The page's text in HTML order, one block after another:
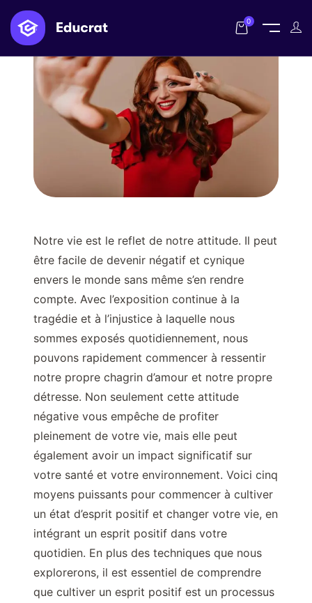
0
Notre vie est le reflet de notre attitude. Il peut
être facile de devenir négatif et cynique
envers le monde sans même s’en rendre
compte. Avec l’exposition continue à la
tragédie et à l’injustice à laquelle nous
sommes exposés quotidiennement, nous
pouvons rapidement commencer à ressentir
notre propre chagrin d’amour et notre propre
détresse. Non seulement cette attitude
négative vous empêche de profiter
pleinement de votre vie, mais elle peut
également avoir un impact significatif sur
votre santé et votre environnement. Voici cinq
moyens puissants pour commencer à cultiver
un état d’esprit positif et changer votre vie, en
intégrant un esprit positif dans votre
quotidien. En plus des techniques que nous
explorerons, il est essentiel de comprendre
que cultiver un esprit positif est un processus